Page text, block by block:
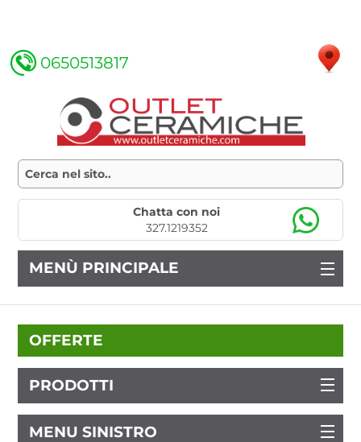
0650513817
Chatta con noi
327.1219352
MENÙ PRINCIPALE
OFFERTE
PRODOTTI
MENU SINISTRO